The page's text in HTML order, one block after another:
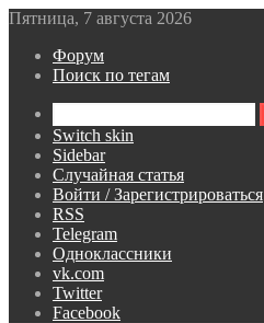
Пятница, 7 августа 2026
Форум
Поиск по тегам
Switch skin
Sidebar
Случайная статья
Войти / Зарегистрироваться
RSS
Telegram
Одноклассники
vk.com
Twitter
Facebook